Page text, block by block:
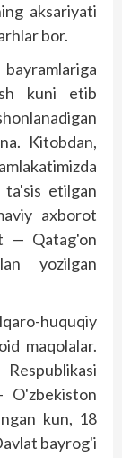
aksariyati
bor.
kuni etib
Kitobdan,
etilgan
axborot
— Qatag'on
yozilgan
huquqiy
maqolalar.
kun, 18
bayrog'i